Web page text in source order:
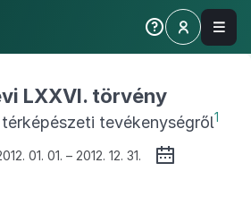
LXXVI. törvény
tevékenységről1
01. 01. – 2012. 12. 31.